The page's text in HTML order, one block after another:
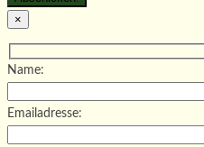
×
Name:
Emailadresse: